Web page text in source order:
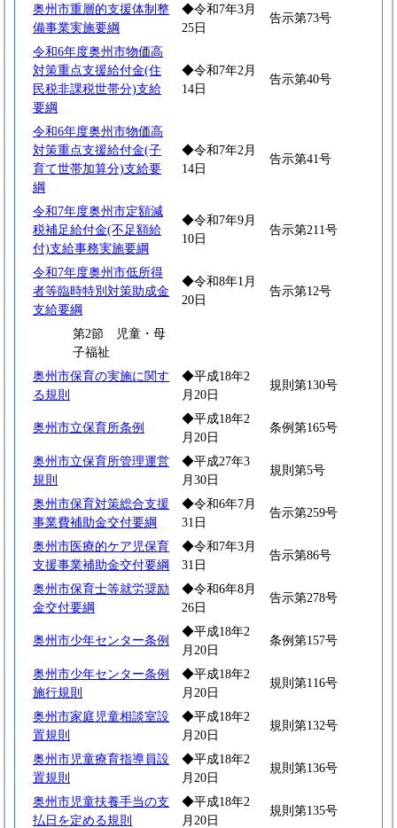
奥州市重層的支援体制整
備事業実施要綱
◆令和7年3月
25日
告示第73号
令和6年度奥州市物価高
対策重点支援給付金(住
民税非課税世帯分)支給
要綱
◆令和7年2月
14日
告示第40号
令和6年度奥州市物価高
対策重点支援給付金(子
育て世帯加算分)支給要
綱
◆令和7年2月
14日
告示第41号
令和7年度奥州市定額減
税補足給付金(不足額給
付)支給事務実施要綱
◆令和7年9月
10日
告示第211号
令和7年度奥州市低所得
者等臨時特別対策助成金
支給要綱
◆令和8年1月
20日
告示第12号
第2節 児童・母
子福祉
奥州市保育の実施に関す
る規則
◆平成18年2
月20日
規則第130号
奥州市立保育所条例
◆平成18年2
月20日
条例第165号
奥州市立保育所管理運営
規則
◆平成27年3
月30日
規則第5号
奥州市保育対策総合支援
事業費補助金交付要綱
◆令和6年7月
31日
告示第259号
奥州市医療的ケア児保育
支援事業補助金交付要綱
◆令和7年3月
31日
告示第86号
奥州市保育士等就労奨励
金交付要綱
◆令和6年8月
26日
告示第278号
奥州市少年センター条例
◆平成18年2
月20日
条例第157号
奥州市少年センター条例
施行規則
◆平成18年2
月20日
規則第116号
奥州市家庭児童相談室設
置規則
◆平成18年2
月20日
規則第132号
奥州市児童療育指導員設
置規則
◆平成18年2
月20日
規則第136号
奥州市児童扶養手当の支
払日を定める規則
◆平成18年2
月20日
規則第135号